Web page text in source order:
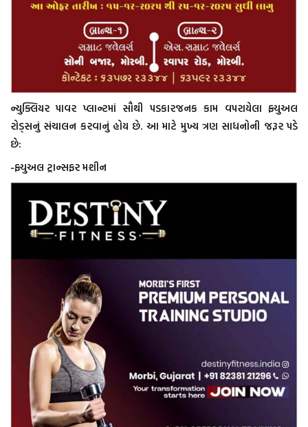
ન્યુક્લિયર પાવર પ્લાન્ટમાં સૌથી પડકારજનક કામ વપરાયેલા ફ્યુઅલ
રોડ્સનું સંચાલન કરવાનું હોય છે. આ માટે મુખ્ય ત્રણ સાધનોની જરૂર પડે
છે:
-ફ્યુઅલ ટ્રાન્સફર મશીન